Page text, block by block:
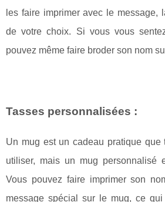
les faire imprimer avec le message,
de votre choix. Si vous vous
pouvez même faire broder son nom
Tasses personnalisées :
Un mug est un cadeau pratique que
utiliser, mais un mug personnalisé
Vous pouvez faire imprimer son
message spécial sur le mug, ce